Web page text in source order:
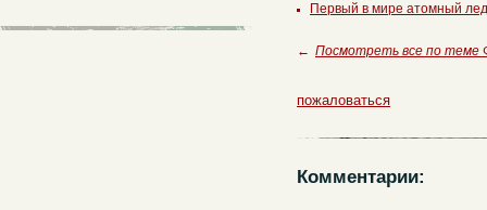
Первый в мире атомный
← Посмотреть все по теме
пожаловаться
Комментарии: